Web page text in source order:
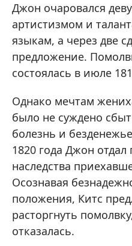
Джон очаровался
артистизмом и
языкам, а через две
предложение.
состоялась в июле
Однако мечтам
было не суждено
болезнь и
1820 года Джон
наследства
Осознавая
положения, Китс
расторгнуть
отказалась.